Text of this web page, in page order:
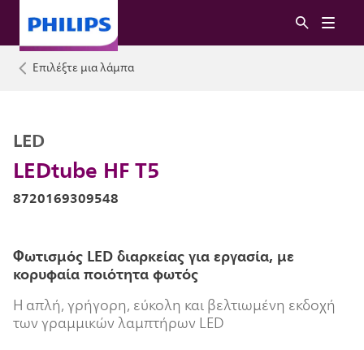
Επιλέξτε μια λάμπα
LEDtube HF T5
LED
8720169309548
Φωτισμός LED διαρκείας για εργασία, με
κορυφαία ποιότητα φωτός
Η απλή, γρήγορη, εύκολη και βελτιωμένη εκδοχή
των γραμμικών λαμπτήρων LED